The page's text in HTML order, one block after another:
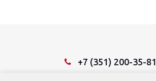
+7 (351) 200-35-81